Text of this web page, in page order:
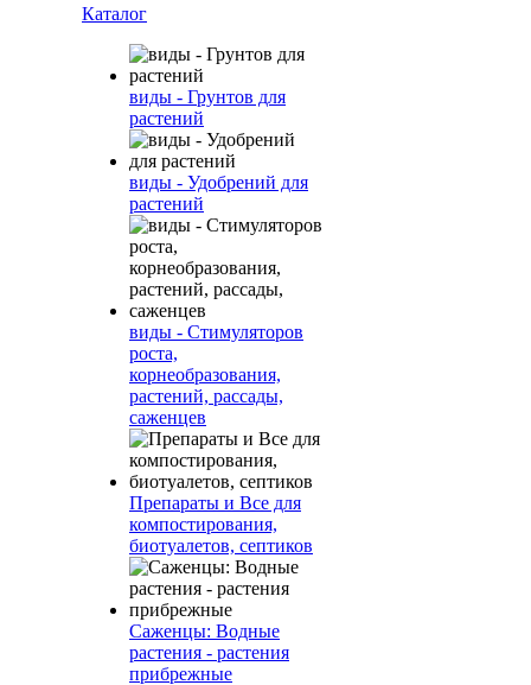
Каталог
виды - Грунтов для
растений
виды - Удобрений для
растений
виды - Стимуляторов
роста,
корнеобразования,
растений, рассады,
саженцев
Препараты и Все для
компостирования,
биотуалетов, септиков
Саженцы: Водные
растения - растения
прибрежные